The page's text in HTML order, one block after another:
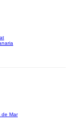
de Mar